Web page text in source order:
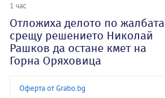
1 час
Отложиха делото по жалбата
срещу решението Николай
Рашков да остане кмет на
Горна Оряховица
Оферта от Grabo.bg